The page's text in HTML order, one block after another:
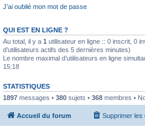
J’ai oublié mon mot de passe
QUI EST EN LIGNE ?
Au total, il y a 1 utilisateur en ligne :: 0 inscrit, 0
d’utilisateurs actifs des 5 dernières minutes)
Le nombre maximal d’utilisateurs en ligne
15:18
STATISTIQUES
1897 messages • 380 sujets • 368 membres •
Accueil du forum Supprimer les